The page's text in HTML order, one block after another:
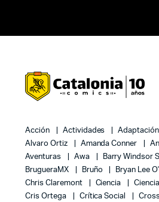
Acción Actividades Adaptación
Alvaro Ortiz
Amanda Conner
Aventuras
Awa Barry Windsor
BrugueraMX
Bruño Bryan Lee
Chris Claremont
Ciencia
Cris Ortega
Crítica Social